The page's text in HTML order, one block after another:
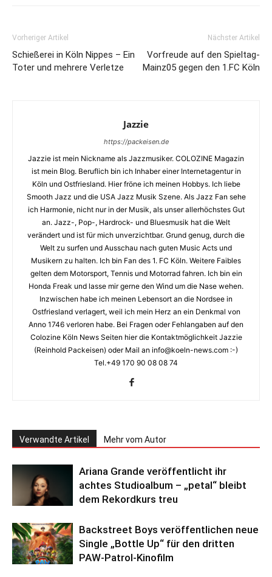
Vorheriger Artikel
Schießerei in Köln Nippes – Ein
Toter und mehrere Verletze
Nächster Artikel
Vorfreude auf den Spieltag-
Mainz05 gegen den 1.FC Köln
Jazzie
https://packeisen.de
Jazzie ist mein Nickname als Jazzmusiker. COLOZINE Magazin
ist mein Blog. Beruflich bin ich Inhaber einer Internetagentur in
Köln und Ostfriesland. Hier fröne ich meinen Hobbys. Ich liebe
Smooth Jazz und die USA Jazz Musik Szene. Als Jazz Fan sehe
ich Harmonie, nicht nur in der Musik, als unser allerhöchstes Gut
an. Jazz-, Pop-, Hardrock- und Bluesmusik hat die Welt
verändert und ist für mich unverzichtbar. Grund genug, durch die
Welt zu surfen und Ausschau nach guten Music Acts und
Musikern zu halten. Ich bin Fan des 1. FC Köln. Weitere Faibles
gelten dem Motorsport, Tennis und Motorrad fahren. Ich bin ein
Honda Freak und lasse mir gerne den Wind um die Nase wehen.
Inzwischen habe ich meinen Lebensort an die Nordsee in
Ostfriesland verlagert, weil ich mein Herz an ein Denkmal von
Anno 1746 verloren habe. Bei Fragen oder Fehlangaben auf den
Colozine Köln News Seiten hier die Kontaktmöglichkeit Jazzie
(Reinhold Packeisen) oder Mail an info@koeln-news.com :-)
Tel.+49 170 90 08 08 74
Verwandte Artikel Mehr vom Autor
Ariana Grande veröffentlicht ihr
achtes Studioalbum – „petal“ bleibt
dem Rekordkurs treu
Backstreet Boys veröffentlichen neue
Single „Bottle Up“ für den dritten
PAW-Patrol-Kinofilm